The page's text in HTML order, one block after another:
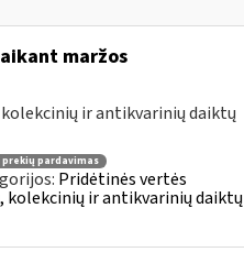
maržos
ir antikvarinių daiktų
pardavimas
Pridėtinės vertės
kolekcinių ir antikvarinių daiktų